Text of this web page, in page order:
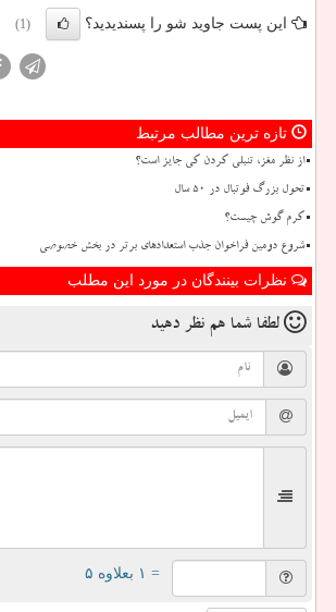
این پست جاوید شو را پسندیدید؟ (1)
تازه ترین مطالب مرتبط
از نظر مغز، تنبلی کردن کی جایز است؟
تحول بزرگ فوتبال در ۵۰ سال
کرم گوش چیست؟
شروع دومین فراخوان جذب استعدادهای برتر در بخش خصوصی
نظرات بینندگان در مورد این مطلب
لطفا شما هم نظر دهید
= ۱ بعلاوه ۵